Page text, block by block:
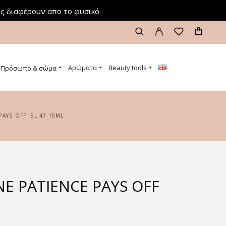
διαφέρουν απο το φυσικό.
Πρόσωπο & σώμα Αρώματα Beauty tools
OFF ISL 47 15ML
PATIENCE PAYS OFF